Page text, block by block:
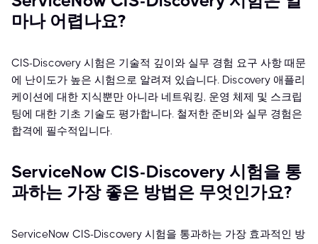
마나 어렵나요?
CIS-Discovery 시험은 기술적 깊이와 실무 경험 요구 사항 때문
에 난이도가 높은 시험으로 알려져 있습니다. Discovery 애플리
케이션에 대한 지식뿐만 아니라 네트워킹, 운영 체제 및 스크립
팅에 대한 기초 기술도 평가합니다. 철저한 준비와 실무 경험은
합격에 필수적입니다.
ServiceNow CIS-Discovery 시험을 통
과하는 가장 좋은 방법은 무엇인가요?
ServiceNow CIS-Discovery 시험을 통과하는 가장 효과적인 방